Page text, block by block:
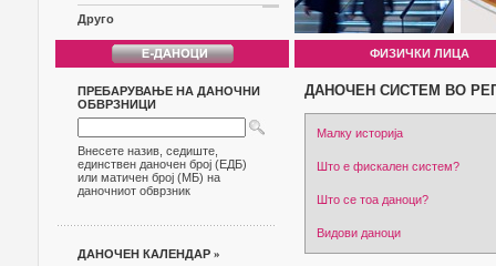
Друго
ФИЗИЧКИ ЛИЦА
ПРЕБАРУВАЊЕ НА ДАНОЧНИ
ОБВРЗНИЦИ
Внесете назив, седиште,
единствен даночен број (ЕДБ)
или матичен број (МБ) на
даночниот обврзник
ДАНОЧЕН КАЛЕНДАР »
ДАНОЧЕН СИСТЕМ ВО
Малку историја
Што е фискален систем?
Што се тоа даноци?
Видови даноци